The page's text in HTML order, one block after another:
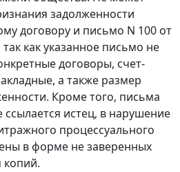
задолженности
договору и письмо N 100 от
так как указанное письмо не
договоры, счет-
а также размер
Кроме того, письма
ссылается истец, в нарушение
процессуального
в форме не заверенных